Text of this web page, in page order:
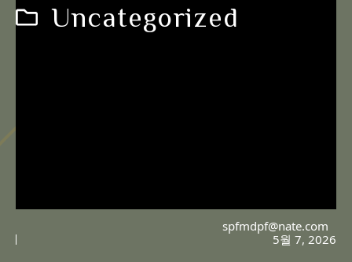
Uncategorized
spfmdpf@nate.com
5월 7, 2026